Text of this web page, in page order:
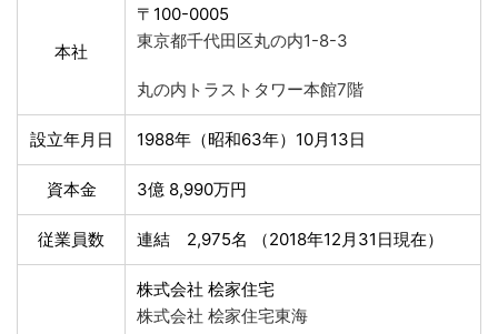
本社
〒100-0005
東京都千代田区丸の内1-8-3
丸の内トラストタワー本館7階
設立年月日 1988年（昭和63年）10月13日
資本金 3億 8,990万円
従業員数 連結 2,975名 （2018年12月31日現在）
株式会社 桧家住宅
株式会社 桧家住宅東海